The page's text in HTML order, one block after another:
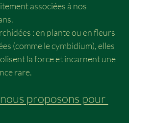
associées à nos
: en plante ou en fleurs
(comme le cymbidium), elles
la force et incarnent une
rare.
proposons pour